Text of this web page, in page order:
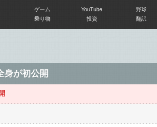
ゲーム YouTube 野球
乗り物 投資 翻訳
身が初公開